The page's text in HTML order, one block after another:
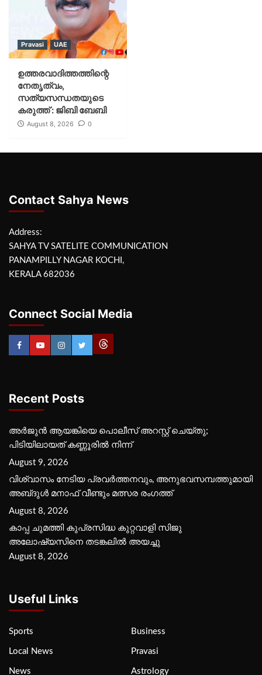
Pravasi UAE
ഉത്തരവാദിത്തത്തിന്റെ
നേതൃത്വം,
സത്യസന്ധതയുടെ
കരുത്ത് : ജിബി ബേബി
August 8, 2026 0
Contact Sahya News
Address:
SAHYA TV SATELITE COMMUNICATION
PANAMPILLY NAGAR KOCHI,
KERALA 682036
Connect Social Media
Recent Posts
അർജുൻ ആയങ്കിയെ പൊലീസ് അറസ്റ്റ് ചെയ്‌തു;
പിടിയിലായത് കണ്ണൂരിൽ നിന്ന്
August 9, 2026
വിശ്വാസം നേടിയ പ്രവർത്തനവും, അനുഭവസമ്പത്തുമായി
അബ്‌ദുൾ മനാഫ് വീണ്ടും മത്സര രംഗത്ത്
August 8, 2026
കാപ്പ ചുമത്തി കുപ്രസിദ്ധ കുറ്റവാളി സിജു
അലോഷ്യസിനെ തടങ്കലിൽ അയച്ചു
August 8, 2026
Useful Links
Sports Business
Local News Pravasi
News Astrology